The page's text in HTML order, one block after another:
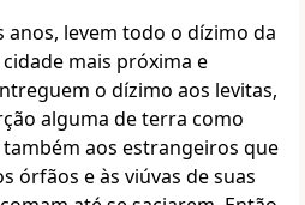
anos, levem todo o dízimo da
mais próxima e
o dízimo aos levitas,
alguma de terra como
aos estrangeiros que
órfãos e às viúvas de suas